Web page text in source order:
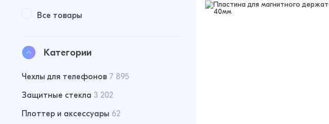
Все товары
Категории
Чехлы для телефонов 7 895
Защитные стекла 3 202
Плоттер и аксессуары 62